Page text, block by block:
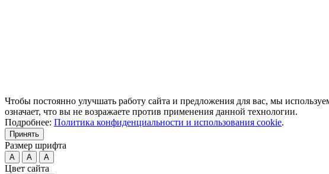
Чтобы постоянно улучшать работу сайта и предложения для вас, мы
означает, что вы не возражаете против применения данной технологии.
Подробнее: Политика конфиденциальности и использования cookie.
Принять
Размер шрифта
A A A
Цвет сайта